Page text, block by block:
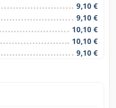
9,10 €
9,10 €
10,10 €
10,10 €
9,10 €